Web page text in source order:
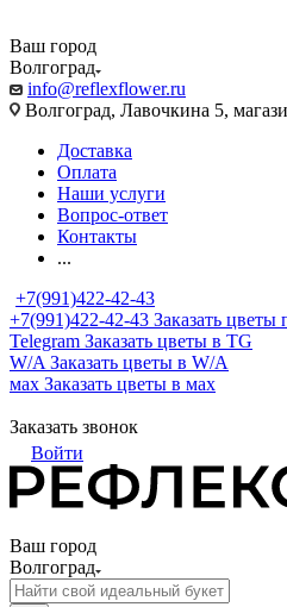
Ваш город
Волгоград
info@reflexflower.ru
Волгоград, Лавочкина 5,
Доставка
Оплата
Наши услуги
Вопрос-ответ
Контакты
...
+7(991)422-42-43
+7(991)422-42-43 Заказать цветы
Telegram Заказать цветы в TG
W/A Заказать цветы в W/A
мах Заказать цветы в мах
Заказать звонок
Войти
Ваш город
Волгоград